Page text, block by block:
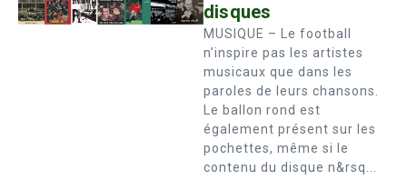
disques
MUSIQUE – Le football
n’inspire pas les artistes
musicaux que dans les
paroles de leurs chansons.
Le ballon rond est
également présent sur les
pochettes, même si le
contenu du disque n&rsq...